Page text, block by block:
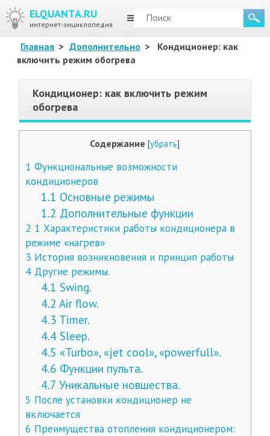
ELQUANTA.RU
интернет-энциклопедия
МЕНЮ
Главная > Дополнительно >
Кондиционер: как
включить режим обогрева
Кондиционер: как включить режим
обогрева
Содержание [убрать]
1 Функциональные возможности
кондиционеров
1.1 Основные режимы
1.2 Дополнительные функции
2 1 Характеристики работы кондиционера в
режиме «нагрев»
3 История возникновения и принцип работы
4Другие режимы.
4.1 Swing.
4.2 Air flow.
4.3 Timer.
4.4 Sleep.
4.5 «Turbo», «jet cool», «powerfull».
4.6 Функции пульта.
4.7 Уникальные новшества.
5 После установки кондиционер не
включается
6 Преимущества отопления кондиционером: